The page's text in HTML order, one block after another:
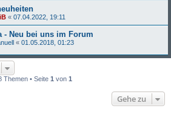
« 07.04.2022, 19:11
- Neu bei uns im Forum
« 01.05.2018, 01:23
Themen • Seite 1 von 1
Gehe zu